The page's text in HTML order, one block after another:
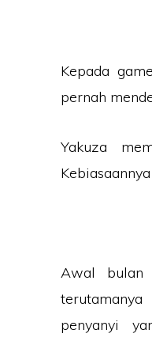
Kepada
pernah
Yakuza
Awal bulan
penyanyi